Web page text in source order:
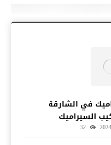
في الشارقة
32